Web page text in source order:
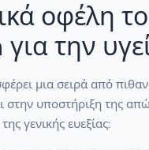
οφέλη
την
μια σειρά από
στην υποστήριξη της
γενικής ευεξίας: